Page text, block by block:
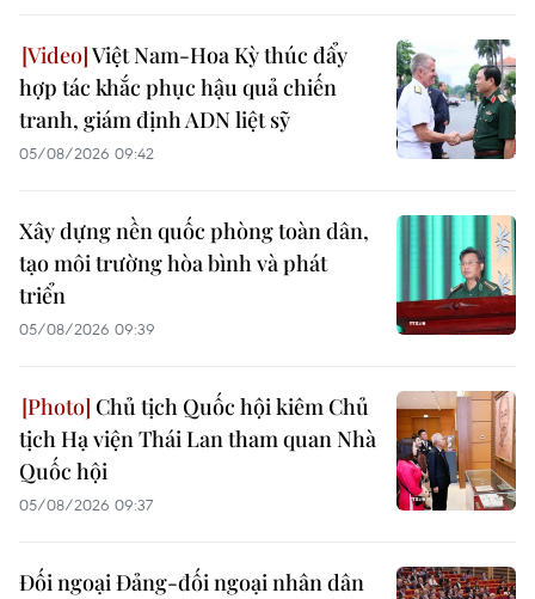
Việt Nam-Hoa Kỳ thúc đẩy
hợp tác khắc phục hậu quả chiến
tranh, giám định ADN liệt sỹ
05/08/2026 09:42
Xây dựng nền quốc phòng toàn dân,
tạo môi trường hòa bình và phát
triển
05/08/2026 09:39
Chủ tịch Quốc hội kiêm Chủ
tịch Hạ viện Thái Lan tham quan Nhà
Quốc hội
05/08/2026 09:37
Đối ngoại Đảng-đối ngoại nhân dân